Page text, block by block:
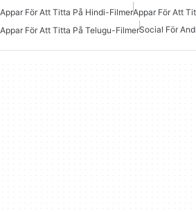
Appar För Att Titta På Hindi-FilmerAppar För Att
Appar För Att Titta På Telugu-FilmerSocial För